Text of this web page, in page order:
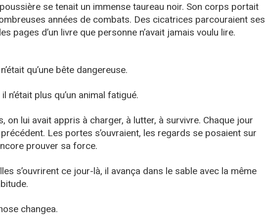
se tenait un immense taureau noir. Son corps portait
années de combats. Des cicatrices parcouraient ses
pages d’un livre que personne n’avait jamais voulu lire.
qu’une bête dangereuse.
n’était plus qu’un animal fatigué.
on lui avait appris à charger, à lutter, à survivre. Chaque jour
Les portes s’ouvraient, les regards se posaient sur
prouver sa force.
s’ouvrirent ce jour-là, il avança dans le sable avec la même
changea.